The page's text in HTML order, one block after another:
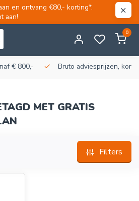
en ontvang €80,- korting*.
aan!
0
€ 800,- Bruto adviesprijzen,
MET GRATIS
Filters